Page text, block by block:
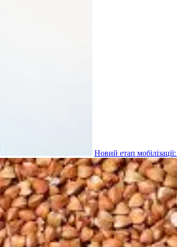
Новий етап